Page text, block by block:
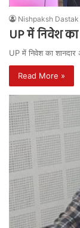
Nishpaksh Dastak
UP में निवेश
UP में निवेश का
Read More »